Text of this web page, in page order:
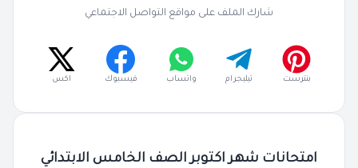
امتحانات شهر اكتوبر الصف الخامس الابتدائي
شارك الملف على مواقع التواصل الاجتماعي
بنترست تيليجرام واتساب فيسبوك اكس